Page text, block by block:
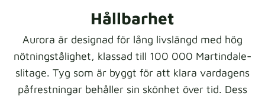
Hållbarhet
Aurora är designad för lång livslängd med hög
nötningstålighet, klassad till 100 000 Martindale-
slitage. Tyg som är byggt för att klara vardagens
påfrestningar behåller sin skönhet över tid. Dess